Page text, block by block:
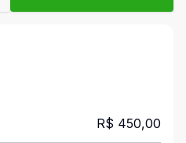
R$ 450,00